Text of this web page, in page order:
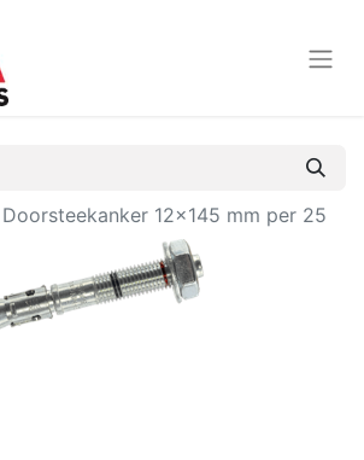
Doorsteekanker 12x145 mm per 25